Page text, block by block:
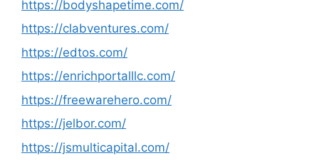
https://bodyshapetime.com/
https://clabventures.com/
https://edtos.com/
https://enrichportalllc.com/
https://freewarehero.com/
https://jelbor.com/
https://jsmulticapital.com/